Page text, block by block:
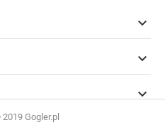



Gogler.pl